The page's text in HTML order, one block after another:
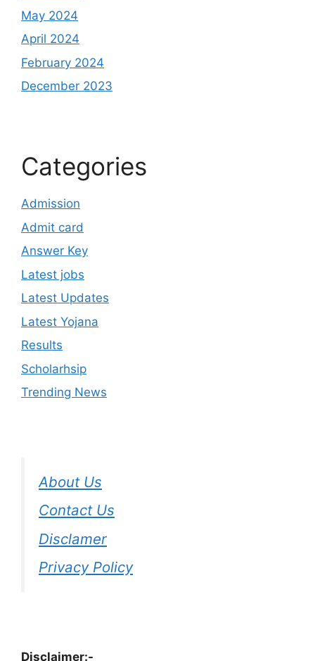
May 2024
April 2024
February 2024
December 2023
Categories
Admission
Admit card
Answer Key
Latest jobs
Latest Updates
Latest Yojana
Results
Scholarhsip
Trending News
About Us
Contact Us
Disclamer
Privacy Policy
Disclaimer:-